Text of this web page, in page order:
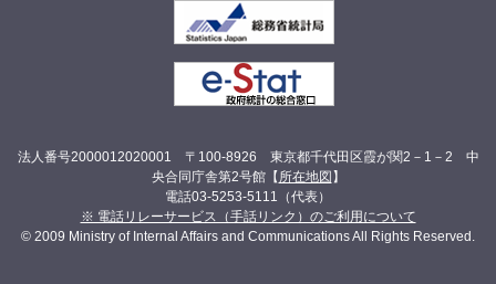
法人番号2000012020001 〒100-8926 東京都千代田区霞が関2－1－2 中
央合同庁舎第2号館【 所在地図 】
電話03-5253-5111（代表）
※ 電話リレーサービス（手話リンク）のご利用について
© 2009 Ministry of Internal Affairs and Communications All Rights Reserved.